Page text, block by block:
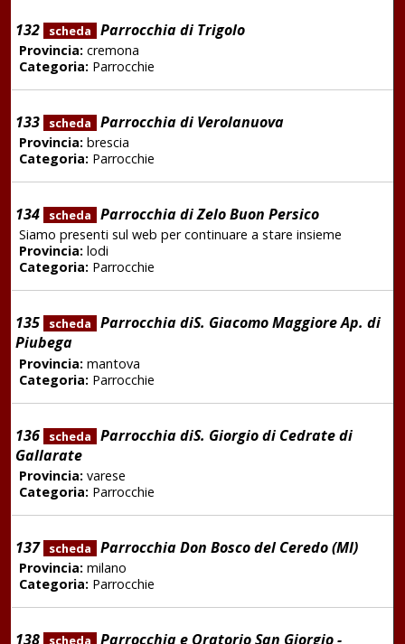
132 scheda Parrocchia di Trigolo
Provincia:cremona
Categoria:Parrocchie
133 scheda Parrocchia di Verolanuova
Provincia:brescia
Categoria:Parrocchie
134 scheda Parrocchia di Zelo Buon Persico
Siamo presenti sul web per continuare a stare insieme
Provincia:lodi
Categoria:Parrocchie
135 scheda
Parrocchia diS. Giacomo Maggiore Ap. di
Piubega
Provincia:mantova
Categoria:Parrocchie
136 scheda
Parrocchia diS. Giorgio di Cedrate di
Gallarate
Provincia:varese
Categoria:Parrocchie
137 scheda Parrocchia Don Bosco del Ceredo (MI)
Provincia:milano
Categoria:Parrocchie
138 scheda
Parrocchia e Oratorio San Giorgio -